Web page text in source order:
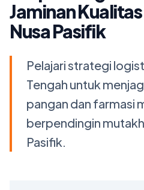
Jaminan Kualitas
Nusa Pasifik
Pelajari strategi
Tengah untuk
pangan dan farmasi
berpendingin
Pasifik.